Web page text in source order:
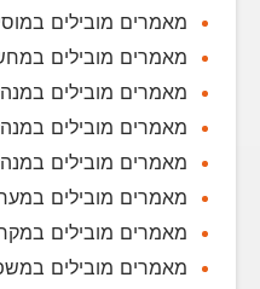
מאמרים מובילים
מאמרים מובילים
מאמרים מובילים
מאמרים מובילים
מאמרים מובילים
מאמרים מובילים
מאמרים מובילים
מאמרים מובילים